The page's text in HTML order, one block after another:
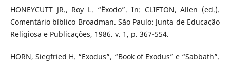
HONEYCUTT JR., Roy L. “Êxodo”. In: CLIFTON, Allen (ed.).
Comentário bíblico Broadman. São Paulo: Junta de Educação
Religiosa e Publicações, 1986. v. 1, p. 367-554.
HORN, Siegfried H. “Exodus”, “Book of Exodus” e “Sabbath”.